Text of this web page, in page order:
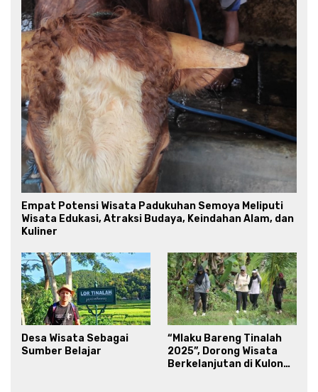
Empat Potensi Wisata Padukuhan Semoya Meliputi
Wisata Edukasi, Atraksi Budaya, Keindahan Alam, dan
Kuliner
Desa Wisata Sebagai
Sumber Belajar
“Mlaku Bareng Tinalah
2025”, Dorong Wisata
Berkelanjutan di Kulon